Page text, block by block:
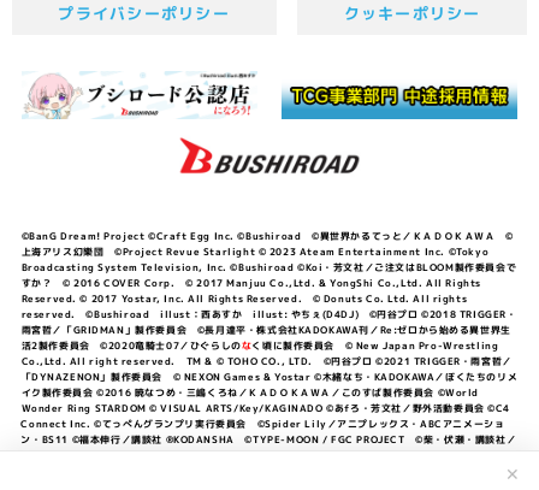
✕
プライバシーポリシー クッキーポリシー
©BanG Dream! Project ©Craft Egg Inc. ©Bushiroad ©異世界かるてっと／ＫＡＤＯＫＡＷＡ ©
上海アリス幻樂団 ©Project Revue Starlight © 2023 Ateam Entertainment Inc. ©Tokyo
Broadcasting System Television, Inc. ©Bushiroad ©Koi・芳文社／ご注文はBLOOM製作委員会で
すか？ © 2016 COVER Corp. © 2017 Manjuu Co.,Ltd. & YongShi Co.,Ltd. All Rights
Reserved. © 2017 Yostar, Inc. All Rights Reserved. © Donuts Co. Ltd. All rights
reserved. ©Bushiroad illust：西あすか illust: やちぇ(D4DJ) ©円谷プロ ©2018 TRIGGER・
雨宮哲／「GRIDMAN」製作委員会 ©長月達平・株式会社KADOKAWA刊／Re:ゼロから始める異世界生
活2製作委員会 ©2020竜騎士07／ひぐらしのなく頃に製作委員会 © New Japan Pro-Wrestling
Co.,Ltd. All right reserved. TM & © TOHO CO., LTD. ©円谷プロ ©2021 TRIGGER・雨宮哲／
「DYNAZENON」製作委員会 © NEXON Games & Yostar ©木緒なち・KADOKAWA／ぼくたちのリメ
イク製作委員会 ©2016 暁なつめ・三嶋くろね／ＫＡＤＯＫＡＷＡ／このすば製作委員会 ©World
Wonder Ring STARDOM © VISUAL ARTS/Key/KAGINADO ©あfろ・芳文社／野外活動委員会 ©C4
Connect Inc. ©てっぺんグランプリ実行委員会 ©Spider Lily／アニプレックス・ABCアニメーショ
ン・BS11 ©福本伸行／講談社 ®KODANSHA ©TYPE-MOON / FGC PROJECT ©柴・伏瀬・講談社／